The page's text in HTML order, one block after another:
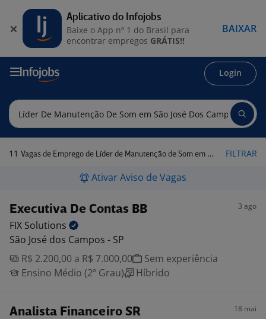
Login
11 Vagas de Emprego de Líder de Manutenção de Som em São José dos Campos - SP FILTRAR
Ativar Aviso de Vagas
Executiva De Contas BB 3 ago
FIX Solutions
São José dos Campos - SP
R$ 2.200,00 a R$ 7.000,00
Sem experiência
Ensino Médio (2º Grau)
Híbrido
Analista Financeiro SR 18 mai
Aplicativo do Infojobs
Baixe o App nº 1 do Brasil para
encontrar empregos GRÁTIS!!
BAIXAR